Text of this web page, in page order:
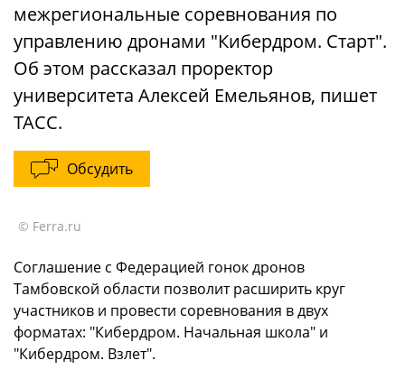
межрегиональные соревнования по
управлению дронами "Кибердром. Старт".
Об этом рассказал проректор
университета Алексей Емельянов, пишет
ТАСС.
Обсудить
© Ferra.ru
Соглашение с Федерацией гонок дронов
Тамбовской области позволит расширить круг
участников и провести соревнования в двух
форматах: "Кибердром. Начальная школа" и
"Кибердром. Взлет".